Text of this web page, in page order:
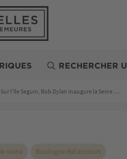
RECHERCHER
Sur l'île Seguin, Bob Dylan inaugure la Seine Musicale
Seine Boulogne-Billancourt